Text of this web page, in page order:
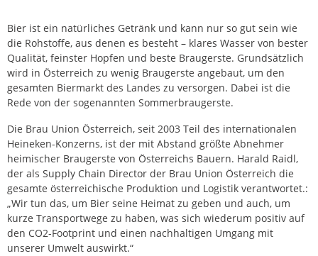
Bier ist ein natürliches Getränk und kann nur so gut sein wie
die Rohstoffe, aus denen es besteht – klares Wasser von bester
Qualität, feinster Hopfen und beste Braugerste. Grundsätzlich
wird in Österreich zu wenig Braugerste angebaut, um den
gesamten Biermarkt des Landes zu versorgen. Dabei ist die
Rede von der sogenannten Sommerbraugerste.
Die Brau Union Österreich, seit 2003 Teil des internationalen
Heineken-Konzerns, ist der mit Abstand größte Abnehmer
heimischer Braugerste von Österreichs Bauern. Harald Raidl,
der als Supply Chain Director der Brau Union Österreich die
gesamte österreichische Produktion und Logistik verantwortet.:
„Wir tun das, um Bier seine Heimat zu geben und auch, um
kurze Transportwege zu haben, was sich wiederum positiv auf
den CO2-Footprint und einen nachhaltigen Umgang mit
unserer Umwelt auswirkt.“